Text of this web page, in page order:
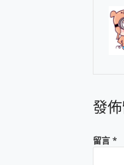
卡
發
留言 *